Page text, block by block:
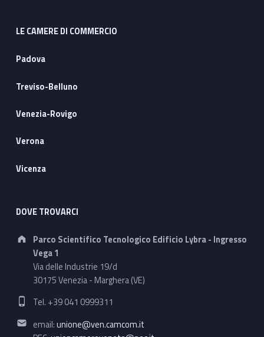
a
r
i
t
r
a
m
d
i
e
o
LE CAMERE DI COMMERCIO
Padova
Treviso-Belluno
Venezia-Rovigo
Verona
Vicenza
DOVE TROVARCI
Address:
Parco Scientifico Tecnologico Edificio Lybra - Ingresso
Vega 1
Via delle Industrie 19/d
30175 Venezia - Marghera (VE)
Phone number:
Tel. +39 041 0999311
Email address:
email:unione@ven.camcom.it